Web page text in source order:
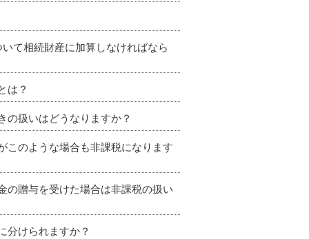
て相続財産に加算しなければなら
は？
の扱いはどうなりますか？
このような場合も非課税になります
の贈与を受けた場合は非課税の扱い
分けられますか？